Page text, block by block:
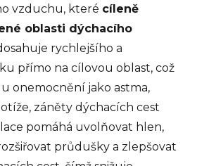
vzduchu, které cíleně
oblasti dýchacího
rychlejšího a
přímo na cílovou oblast, což
onemocnění jako astma,
záněty dýchacích cest
pomáhá uvolňovat hlen,
průdušky a zlepšovat